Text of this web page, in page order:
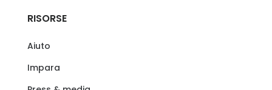
RISORSE
Aiuto
Impara